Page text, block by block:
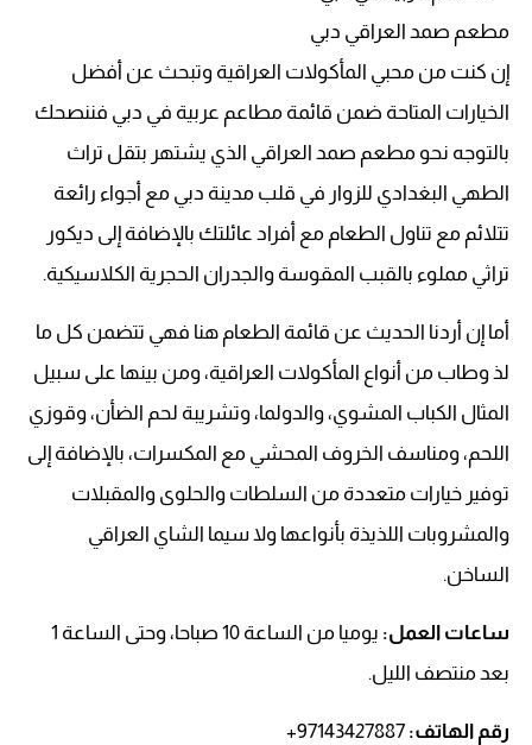
مطعم صمد العراقي دبي
إن كنت من محبي المأكولات العراقية وتبحث عن أفضل
الخيارات المتاحة ضمن قائمة مطاعم عربية في دبي فننصحك
بالتوجه نحو مطعم صمد العراقي الذي يشتهر بتقل تراث
الطهي البغدادي للزوار في قلب مدينة دبي مع أجواء رائعة
تتلائم مع تناول الطعام مع أفراد عائلتك بالإضافة إلى ديكور
تراثي مملوء بالقبب المقوسة والجدران الحجرية الكلاسيكية.
أما إن أردنا الحديث عن قائمة الطعام هنا فهي تتضمن كل ما
لذ وطاب من أنواع المأكولات العراقية، ومن بينها على سبيل
المثال الكباب المشوي، والدولما، وتشريبة لحم الضأن، وقوزي
اللحم، ومناسف الخروف المحشي مع المكسرات، بالإضافة إلى
توفير خيارات متعددة من السلطات والحلوى والمقبلات
والمشروبات اللذيذة بأنواعها ولا سيما الشاي العراقي
الساخن.
ساعات العمل:
يوميا من الساعة 10 صباحا، وحتى الساعة 1
بعد منتصف الليل.
رقم الهاتف:
97143427887+